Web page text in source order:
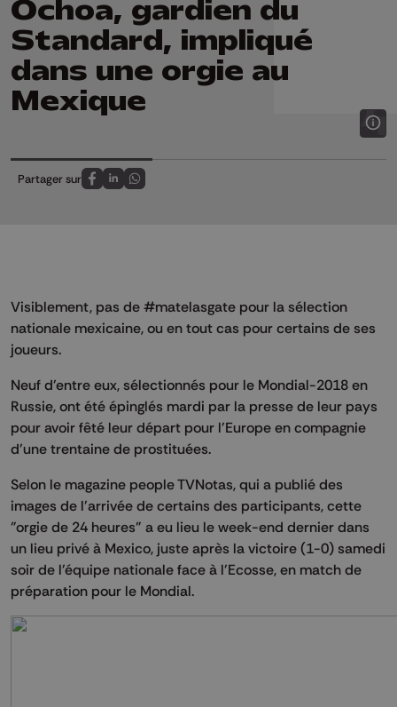
Ochoa, gardien du
Standard, impliqué
dans une orgie au
Mexique
Partager sur
Partagez sur FaceBook
Partagez sur LinkedIn
Partagez sur Whatsapp
Visiblement, pas de #matelasgate pour la sélection
nationale mexicaine, ou en tout cas pour certains de ses
joueurs.
Neuf d'entre eux, sélectionnés pour le Mondial-2018 en
Russie, ont été épinglés mardi par la presse de leur pays
pour avoir fêté leur départ pour l'Europe en compagnie
d'une trentaine de prostituées.
Selon le magazine people TVNotas, qui a publié des
images de l'arrivée de certains des participants, cette
"orgie de 24 heures" a eu lieu le week-end dernier dans
un lieu privé à Mexico, juste après la victoire (1-0) samedi
soir de l'équipe nationale face à l'Ecosse, en match de
préparation pour le Mondial.